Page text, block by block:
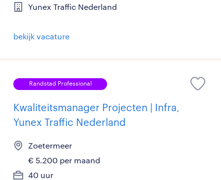
Yunex Traffic Nederland
bekijk vacature
Randstad Professional
Kwaliteitsmanager Projecten | Infra,
Yunex Traffic Nederland
Zoetermeer
€ 5.200 per maand
40 uur